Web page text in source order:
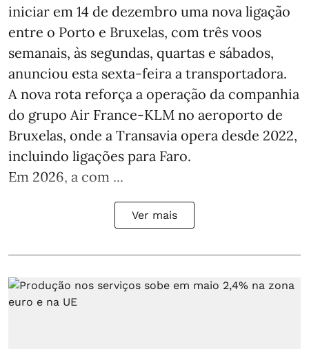
iniciar em 14 de dezembro uma nova ligação
entre o Porto e Bruxelas, com três voos
semanais, às segundas, quartas e sábados,
anunciou esta sexta-feira a transportadora.
A nova rota reforça a operação da companhia
do grupo Air France-KLM no aeroporto de
Bruxelas, onde a Transavia opera desde 2022,
incluindo ligações para Faro.
Em 2026, a com ...
Ver mais